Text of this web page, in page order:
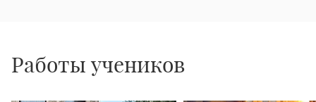
Работы учеников